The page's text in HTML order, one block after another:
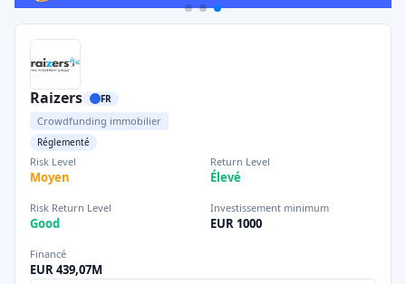
Raizers FR
Crowdfunding immobilier
Réglementé
Risk Level
Moyen
Return Level
Élevé
Risk Return Level
Good
Investissement minimum
EUR 1000
Financé
EUR 439,07M